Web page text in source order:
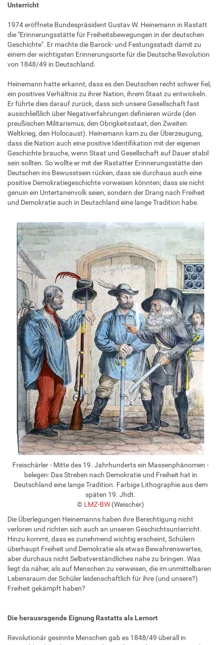
Unterricht
1974 eröffnete Bundespräsident Gustav W. Heinemann in Rastatt
die "Erinnerungsstätte für Freiheitsbewegungen in der deutschen
Geschichte". Er machte die Barock- und Festungsstadt damit zu
einem der wichtigsten Erinnerungsorte für die Deutsche Revolution
von 1848/49 in Deutschland.
Heinemann hatte erkannt, dass es den Deutschen recht schwer fiel,
ein positives Verhältnis zu ihrer Nation, ihrem Staat zu entwickeln.
Er führte dies darauf zurück, dass sich unsere Gesellschaft fast
ausschließlich über Negativerfahrungen definieren würde (den
preußischen Militarismus, den Obrigkeitsstaat, den Zweiten
Weltkrieg, den Holocaust). Heinemann kam zu der Überzeugung,
dass die Nation auch eine positive Identifikation mit der eigenen
Geschichte brauche, wenn Staat und Gesellschaft auf Dauer stabil
sein sollten. So wollte er mit der Rastatter Erinnerungsstätte den
Deutschen ins Bewusstsein rücken, dass sie durchaus auch eine
positive Demokratiegeschichte vorweisen könnten; dass sie nicht
genuin ein Untertanenvolk seien, sondern der Drang nach Freiheit
und Demokratie auch in Deutschland eine lange Tradition habe.
Freischärler - Mitte des 19. Jahrhunderts ein Massenphänomen -
belegen: Das Streben nach Demokratie und Freiheit hat in
Deutschland eine lange Tradition. Farbige Lithographie aus dem
späten 19. Jhdt.
© LMZ-BW (Weischer)
Die Überlegungen Heinemanns haben ihre Berechtigung nicht
verloren und richten sich auch an unseren Geschichtsunterricht.
Hinzu kommt, dass es zunehmend wichtig erscheint, Schülern
überhaupt Freiheit und Demokratie als etwas Bewahrenswertes,
aber durchaus nicht Selbstverständliches nahe zu bringen. Was
liegt da näher, als auf Menschen zu verweisen, die im unmittelbaren
Lebensraum der Schüler leidenschaftlich für ihre (und unsere?)
Freiheit gekämpft haben?
Die herausragende Eignung Rastatts als Lernort
Revolutionär gesinnte Menschen gab es 1848/49 überall in